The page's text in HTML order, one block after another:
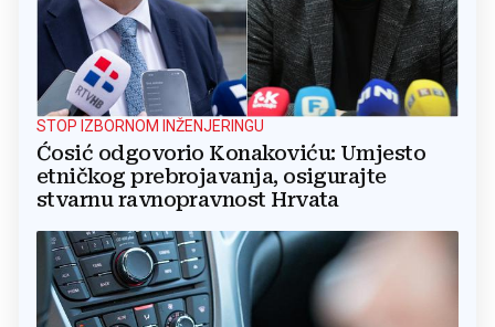
STOP IZBORNOM INŽENJERINGU
Ćosić odgovorio Konakoviću: Umjesto
etničkog prebrojavanja, osigurajte
stvarnu ravnopravnost Hrvata